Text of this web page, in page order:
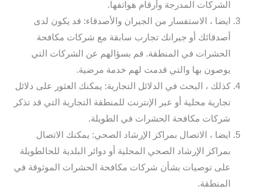
الشركات المدرجة وأرقام هواتفها.
ايضا ، الاستفسار من الجيران والأصدقاء: قد يكون لدى
أصدقائك أو جيرانك تجارب سابقة مع شركات مكافحة
الحشرات في المنطقة. قم بسؤالهم عن الشركات التي
يوصون بها والتي قدمت لهم خدمة مرضية.
كذلك ، البحث في الدلائل التجارية: يمكنك العثور على دلائل
تجارية محلية أو عبر الإنترنت للمنطقة التجارية التي قد تذكر
شركات مكافحة الحشرات في الطويلة.
ايضا ، الاتصال بمراكز الإرشاد الصحي: يمكنك الاتصال
بمراكز الإرشاد الصحي المحلية أو دوائر البلدية للحالطويلة
على توصيات بشأن شركات مكافحة الحشرات الموثوقة في
المنطقة.